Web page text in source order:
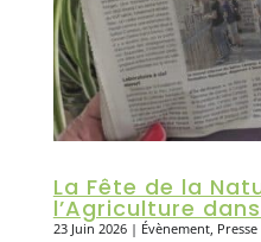
La Fête de la
l’Agriculture
23 Juin 2026| Évènement, Presse